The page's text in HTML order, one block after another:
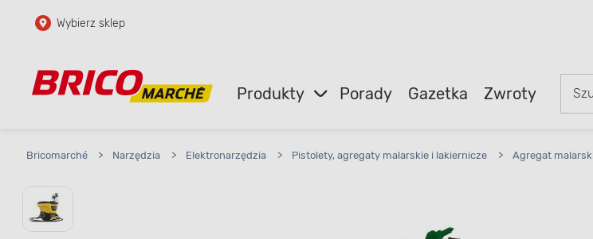
Przejdź do głównej zawartości
Przejdź do wyszukiwarki
Wybierz sklep
Produkty Porady Gazetka Zwroty
Bricomarché > Narzędzia > Elektronarzędzia > Pistolety, agregaty malarskie i lakiernicze > Agregat